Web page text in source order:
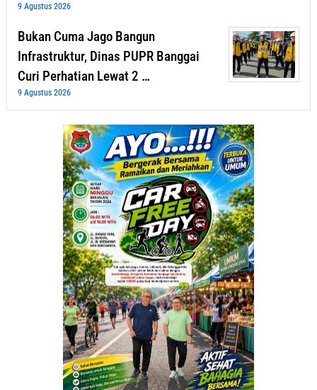
9 Agustus 2026
Bukan Cuma Jago Bangun
Infrastruktur, Dinas PUPR Banggai
Curi Perhatian Lewat 2 …
9 Agustus 2026